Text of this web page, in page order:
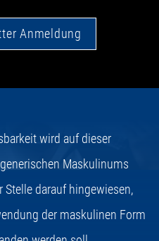
Anmeldung
wird auf dieser
Maskulinums
Stelle darauf hingewiesen,
der maskulinen Form